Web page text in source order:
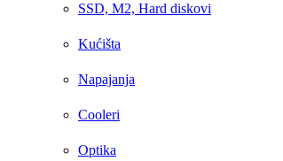
SSD, M2, Hard diskovi
Kućišta
Napajanja
Cooleri
Optika